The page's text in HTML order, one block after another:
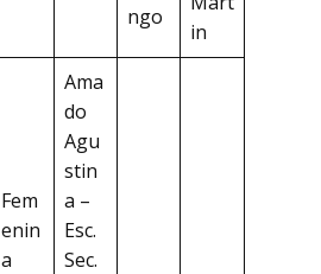
ngo
in
Fem
enin
a
Ama
do
Agu
stin
a –
Esc.
Sec.